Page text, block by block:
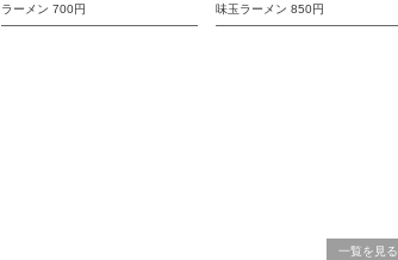
ラーメン 700円 味玉ラーメン 850円
一覧を見る